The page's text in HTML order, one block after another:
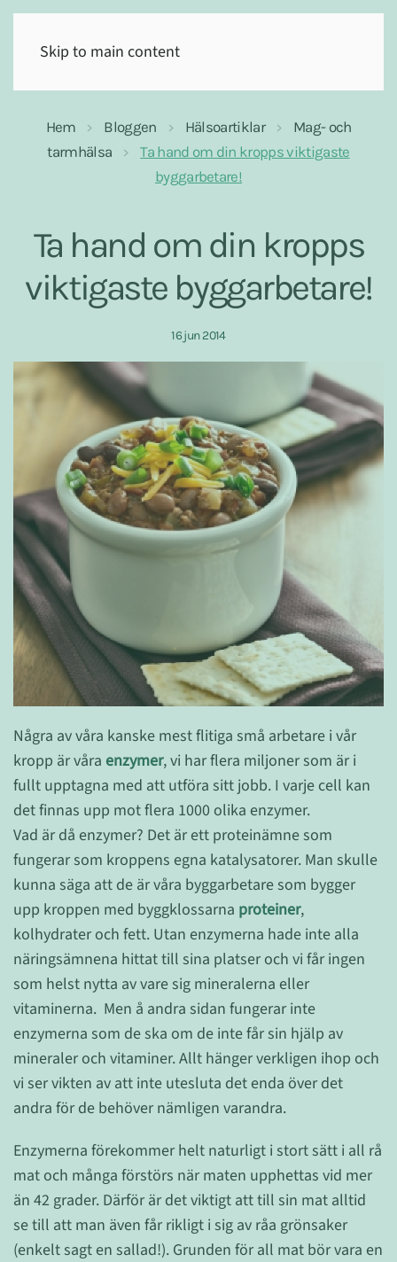
Skip to main content
Hem Bloggen Hälsoartiklar
Mag- och
tarmhälsa
Ta hand om din kropps viktigaste
byggarbetare!
Ta hand om din kropps
viktigaste byggarbetare!
16 jun 2014
Några av våra kanske mest flitiga små arbetare i vår
kropp är våra enzymer, vi har flera miljoner som är i
fullt upptagna med att utföra sitt jobb. I varje cell kan
det finnas upp mot flera 1000 olika enzymer.
Vad är då enzymer? Det är ett proteinämne som
fungerar som kroppens egna katalysatorer. Man skulle
kunna säga att de är våra byggarbetare som bygger
upp kroppen med byggklossarna proteiner,
kolhydrater och fett. Utan enzymerna hade inte alla
näringsämnena hittat till sina platser och vi får ingen
som helst nytta av vare sig mineralerna eller
vitaminerna. Men å andra sidan fungerar inte
enzymerna som de ska om de inte får sin hjälp av
mineraler och vitaminer. Allt hänger verkligen ihop och
vi ser vikten av att inte utesluta det enda över det
andra för de behöver nämligen varandra.
Enzymerna förekommer helt naturligt i stort sätt i all rå
mat och många förstörs när maten upphettas vid mer
än 42 grader. Därför är det viktigt att till sin mat alltid
se till att man även får rikligt i sig av råa grönsaker
(enkelt sagt en sallad!). Grunden för all mat bör vara en